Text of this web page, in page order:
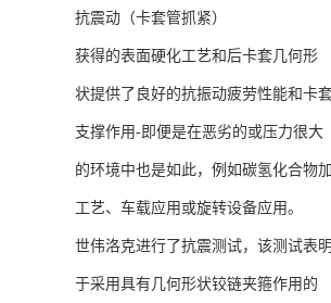
抗震动（卡套管抓紧）
获得的表面硬化工艺和后卡套几何形
状提供了良好的抗振动疲劳性能和卡
支撑作用-即便是在恶劣的或压力很大
的环境中也是如此，例如碳氢化合物
工艺、车载应用或旋转设备应用。
世伟洛克进行了抗震测试，该测试表
于采用具有几何形状铰链夹箍作用的